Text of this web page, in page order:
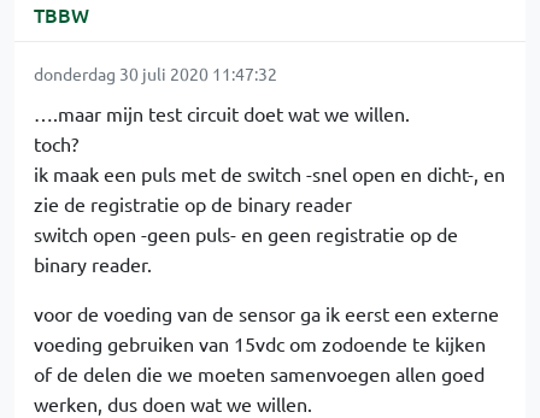
TBBW
donderdag 30 juli 2020 11:47:32
….maar mijn test circuit doet wat we willen.
toch?
ik maak een puls met de switch -snel open en dicht-, en
zie de registratie op de binary reader
switch open -geen puls- en geen registratie op de
binary reader.
voor de voeding van de sensor ga ik eerst een externe
voeding gebruiken van 15vdc om zodoende te kijken
of de delen die we moeten samenvoegen allen goed
werken, dus doen wat we willen.